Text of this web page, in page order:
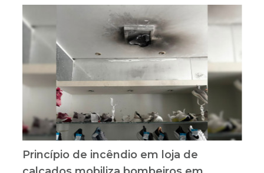
Princípio de incêndio em loja de